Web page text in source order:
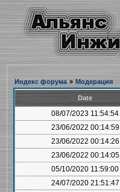
Индекс форума » Модерация
Date
08/07/2023 11:54:54
23/06/2022 00:14:59
23/06/2022 00:14:26
23/06/2022 00:14:05
05/10/2020 11:59:00
24/07/2020 21:51:47